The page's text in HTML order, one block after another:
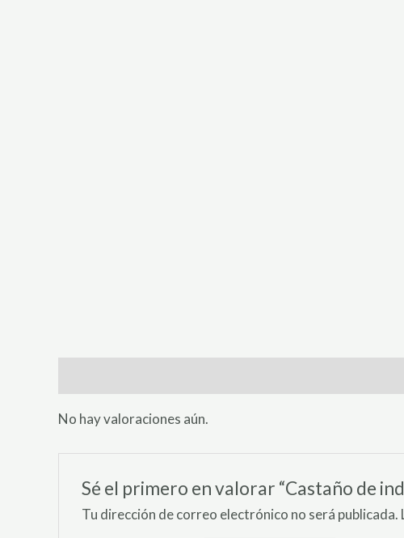
No hay valoraciones aún.
Sé el primero en valorar “Castaño de
Tu dirección de correo electrónico no será publicada.